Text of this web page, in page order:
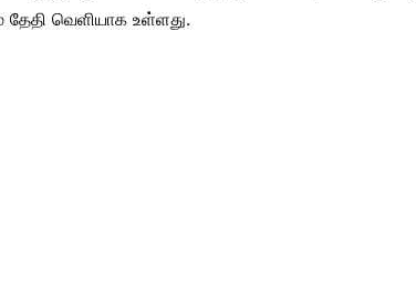
தேதி வெளியாக உள்ளது.